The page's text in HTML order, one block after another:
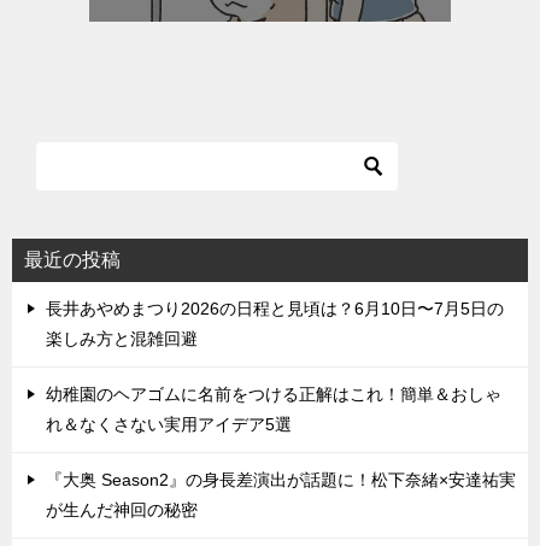
最近の投稿
長井あやめまつり2026の日程と見頃は？6月10日〜7月5日の
楽しみ方と混雑回避
幼稚園のヘアゴムに名前をつける正解はこれ！簡単＆おしゃ
れ＆なくさない実用アイデア5選
『大奥 Season2』の身長差演出が話題に！松下奈緒×安達祐実
が生んだ神回の秘密